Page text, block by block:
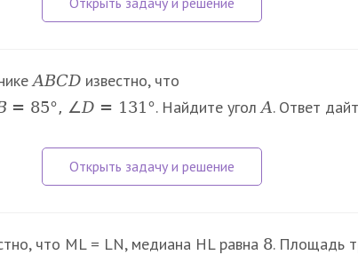
ABCD известно, что
= 85°, ∠D = 131 °. Найдите уголA. Ответ
что ML = LN, медиана HL равна 8. Площадь